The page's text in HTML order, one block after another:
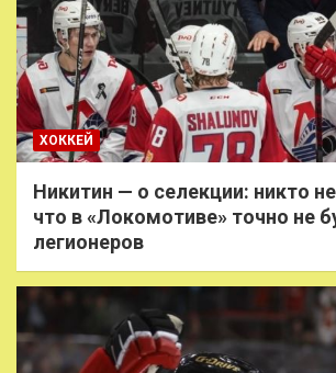
ХОККЕЙ
Никитин — о селекции: никто
что в «Локомотиве» точно не
легионеров